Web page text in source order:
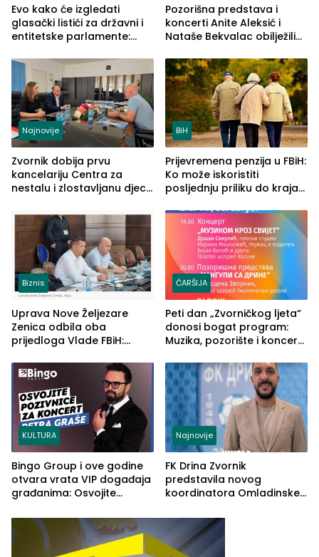
Evo kako će izgledati
glasački listići za državni i
entitetske parlamente:
vidljive na njima
Pozorišna predstava i
koncerti Anite Aleksić i
Nataše Bekvalac obilježili
ljeta (FOTO)
Najnovije
Zvornik dobija prvu
kancelariju Centra za
nestalu i zlostavljanu djecu
BiH
Prijevremena penzija u FBiH:
Ko može iskoristiti
posljednju priliku do kraja
Biznis
Uprava Nove Željezare
Zenica odbila oba
prijedloga Vlade FBiH:
rješenje
ČARŠIJA
Peti dan „Zvorničkog ljeta“
donosi bogat program:
Muzika, pozorište i koncert
KULTURA
Bingo Group i ove godine
otvara vrata VIP događaja
građanima: Osvojite
Graše
Najnovije
FK Drina Zvornik
predstavila novog
koordinatora Omladinske